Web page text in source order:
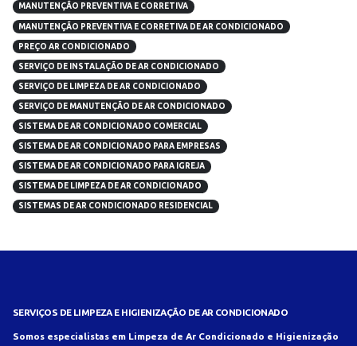
MANUTENÇÃO PREVENTIVA E CORRETIVA
MANUTENÇÃO PREVENTIVA E CORRETIVA DE AR CONDICIONADO
PREÇO AR CONDICIONADO
SERVIÇO DE INSTALAÇÃO DE AR CONDICIONADO
SERVIÇO DE LIMPEZA DE AR CONDICIONADO
SERVIÇO DE MANUTENÇÃO DE AR CONDICIONADO
SISTEMA DE AR CONDICIONADO COMERCIAL
SISTEMA DE AR CONDICIONADO PARA EMPRESAS
SISTEMA DE AR CONDICIONADO PARA IGREJA
SISTEMA DE LIMPEZA DE AR CONDICIONADO
SISTEMAS DE AR CONDICIONADO RESIDENCIAL
SERVIÇOS DE LIMPEZA E HIGIENIZAÇÃO DE AR CONDICIONADO
Somos especialistas em Limpeza de Ar Condicionado e Higienização